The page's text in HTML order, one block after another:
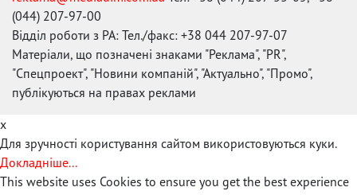
(044) 207-97-00
Відділ роботи з РА: Тел./факс: +38 044 207-97-07
Матеріали, що позначені знаками "Реклама", "PR",
"Спецпроект", "Новини компаній", "Актуально", "Промо",
публікуються на правах реклами
x
Для зручності користування сайтом використовуються куки.
Докладніше...
This website uses Cookies to ensure you get the best experience